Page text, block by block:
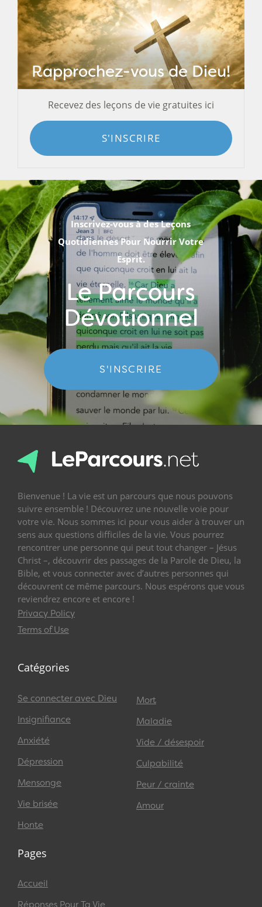
Rapprochez-vous de Dieu!
Recevez des leçons de vie gratuites ici
S'INSCRIRE
Inscrivez-vous à des Leçons
Quotidiennes Pour Nourrir Votre
Esprit.
Le Parcours
Dévotionnel
S'INSCRIRE
Bienvenue ! La vie est un parcours que nous pouvons
suivre ensemble ! Découvrez une nouvelle voie pour
votre vie. Nous sommes ici pour vous aider à trouver un
sens aux questions difficiles de la vie. Vous pourrez
rencontrer une personne qui peut tout changer – Jésus
Christ –, découvrir des passages de la Parole de Dieu, la
Bible, et vous connecter avec d’autres personnes qui
découvrent ce même parcours. Nous espérons que vous
reviendrez encore et encore !
Privacy Policy
Terms of Use
Catégories
Se connecter avec Dieu
Insignifiance
Anxiété
Dépression
Mensonge
Vie brisée
Honte
Mort
Maladie
Vide / désespoir
Culpabilité
Peur / crainte
Amour
Pages
Accueil